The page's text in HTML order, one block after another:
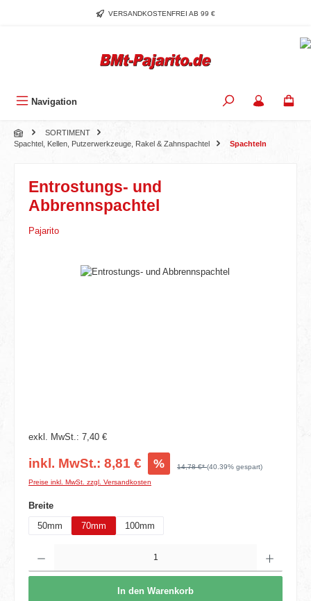
Zum Hauptinhalt springenVERSANDKOSTENFREI AB 99 €
Navigation
SORTIMENT
Spachtel, Kellen, Putzerwerkzeuge, Rakel & Zahnspachtel
Spachteln
Entrostungs- und
Abbrennspachtel
Pajarito
Bildergalerie überspringen
exkl. MwSt.: 7,40 €
inkl. MwSt.: 8,81 € % 14,78 €*(40.39% gespart)
Preise inkl. MwSt. zzgl. Versandkosten
Breiteauswählen
50mm
70mm 100mm
In den Warenkorb